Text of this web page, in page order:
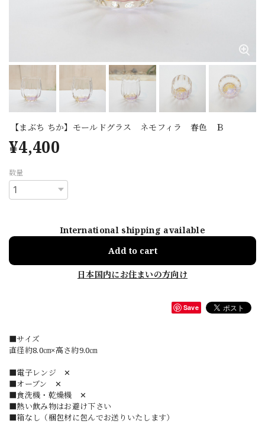
【まぶち ちか】モールドグラス ネモフィラ 春色 Ｂ
¥4,400
数量
International shipping available
Add to cart
日本国内にお住まいの方向け
Save
■サイズ
直径約8.0㎝×高さ約9.0㎝
■電子レンジ ✕
■オーブン ✕
■食洗機・乾燥機 ✕
■熱い飲み物はお避け下さい
■箱なし（梱包材に包んでお送りいたします）